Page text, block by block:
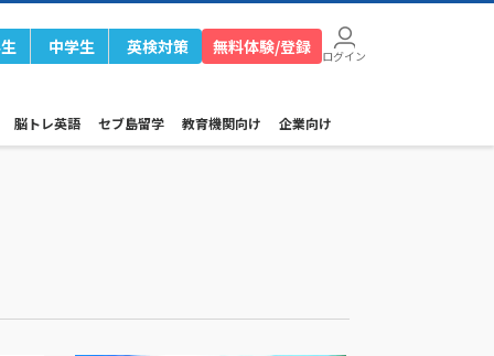
中学生 英検対策 無料体験/登録 ログイン
脳トレ英語 セブ島留学 教育機関向け 企業向け